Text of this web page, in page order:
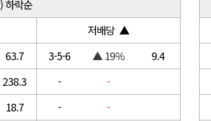
하락순
저배당 ▲
63.7 3-5-6 ▲ 19%
9.4
238.3 -
-
18.7 -
-